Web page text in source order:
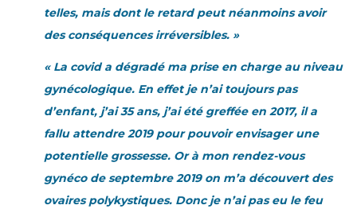
telles, mais dont le retard peut néanmoins avoir
des conséquences irréversibles. »
« La covid a dégradé ma prise en charge au niveau
gynécologique. En effet je n’ai toujours pas
d’enfant, j’ai 35 ans, j’ai été greffée en 2017, il a
fallu attendre 2019 pour pouvoir envisager une
potentielle grossesse. Or à mon rendez-vous
gynéco de septembre 2019 on m’a découvert des
ovaires polykystiques. Donc je n’ai pas eu le feu